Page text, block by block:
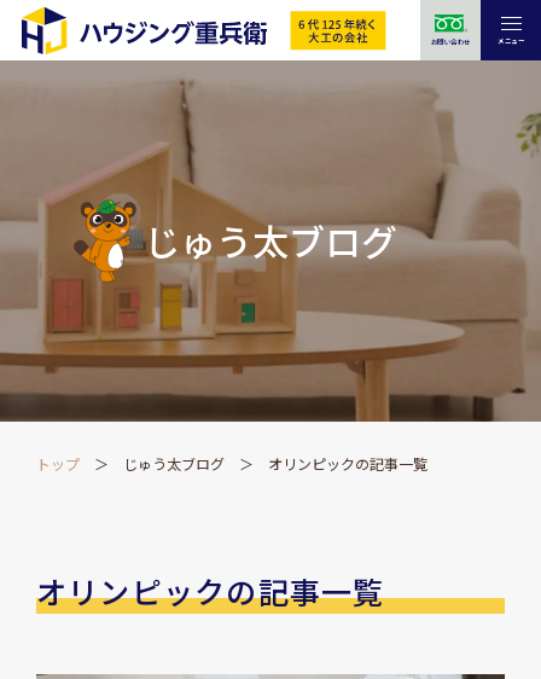
お問い合わせ メニュー
じゅう太ブログ
トップ じゅう太ブログ オリンピックの記事一覧
オリンピックの記事一覧